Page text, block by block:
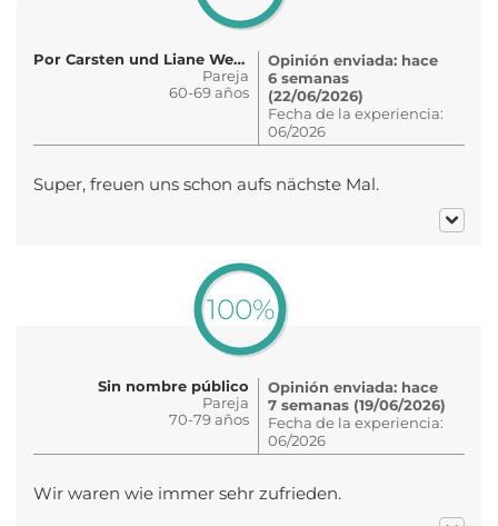
Por Carsten und Liane Weber
Pareja
60-69 años
Opinión enviada: hace
6 semanas
(22/06/2026)
Fecha de la experiencia:
06/2026
Super, freuen uns schon aufs nächste Mal.
100%
Sin nombre público
Pareja
70-79 años
Opinión enviada: hace
7 semanas (19/06/2026)
Fecha de la experiencia:
06/2026
Wir waren wie immer sehr zufrieden.